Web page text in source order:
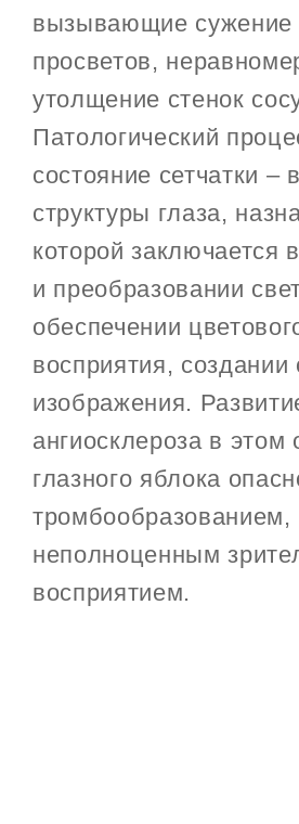
вызывающие сужение
просветов,
утолщение стенок
Патологический
состояние сетчатки –
структуры глаза,
которой заключается
и преобразовании
обеспечении
восприятия, создании
изображения.
ангиосклероза в этом
глазного яблока
тромбообразованием,
неполноценным
восприятием.